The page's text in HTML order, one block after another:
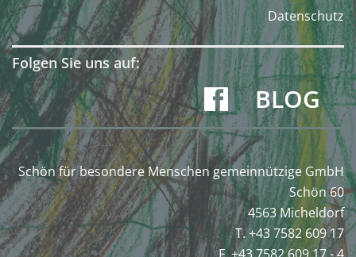
Datenschutz
Folgen Sie uns auf:
BLOG
Schön für besondere Menschen gemeinnützige GmbH
Schön 60
4563 Micheldorf
T. +43 7582 609 17